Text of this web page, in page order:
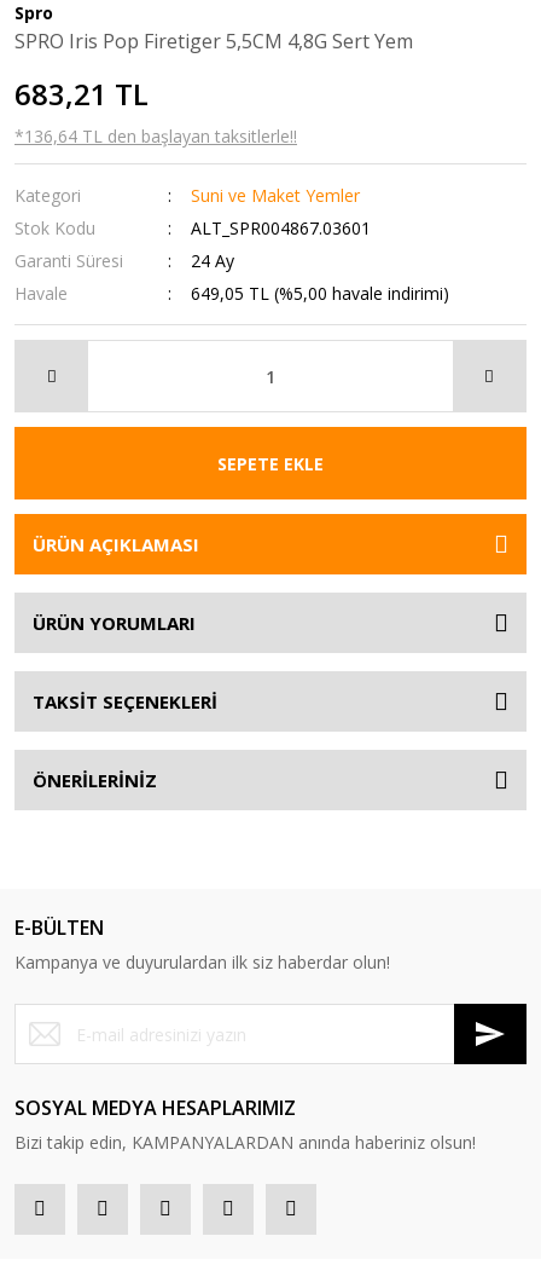
Spro
SPRO Iris Pop Firetiger 5,5CM 4,8G Sert Yem
683,21 TL
*136,64 TL den başlayan taksitlerle!!
Kategori
Suni ve Maket Yemler
Stok Kodu
ALT_SPR004867.03601
Garanti Süresi
24 Ay
Havale
649,05 TL (%5,00 havale indirimi)
SEPETE EKLE
ÜRÜN AÇIKLAMASI
ÜRÜN YORUMLARI
TAKSİT SEÇENEKLERİ
ÖNERİLERİNİZ
E-BÜLTEN
Kampanya ve duyurulardan ilk siz haberdar olun!
SOSYAL MEDYA HESAPLARIMIZ
Bizi takip edin, KAMPANYALARDAN anında haberiniz olsun!